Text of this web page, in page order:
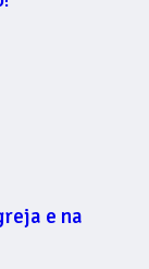
e na